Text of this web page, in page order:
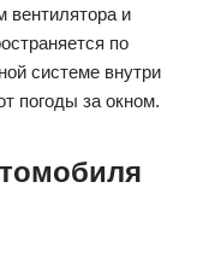
вентилятора и
по
системе внутри
погоды за окном.